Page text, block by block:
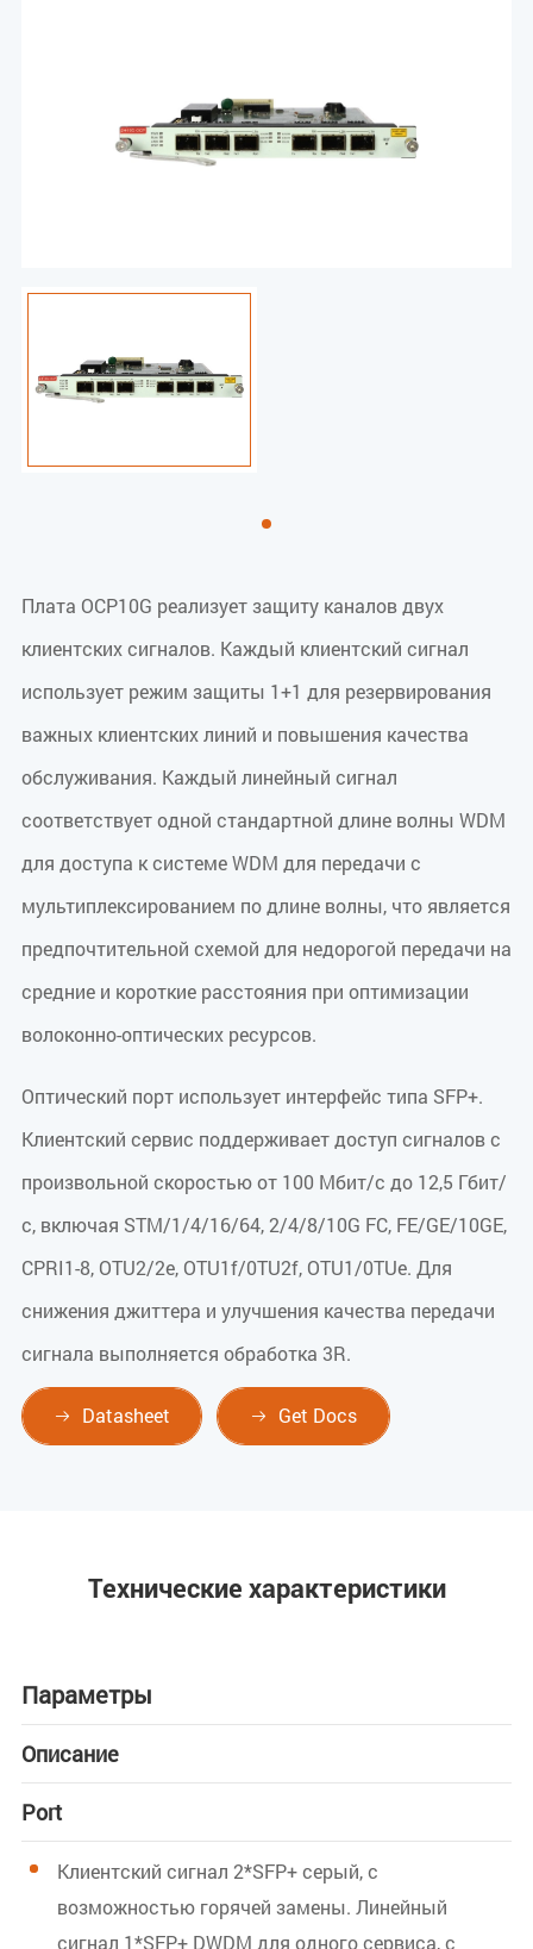
Плата OCP10G реализует защиту каналов двух
клиентских сигналов. Каждый клиентский сигнал
использует режим защиты 1+1 для резервирования
важных клиентских линий и повышения качества
обслуживания. Каждый линейный сигнал
соответствует одной стандартной длине волны WDM
для доступа к системе WDM для передачи с
мультиплексированием по длине волны, что является
предпочтительной схемой для недорогой передачи на
средние и короткие расстояния при оптимизации
волоконно-оптических ресурсов.
Оптический порт использует интерфейс типа SFP+.
Клиентский сервис поддерживает доступ сигналов с
произвольной скоростью от 100 Мбит/с до 12,5 Гбит/
с, включая STM/1/4/16/64, 2/4/8/10G FC, FE/GE/10GE,
CPRI1-8, OTU2/2e, OTU1f/0TU2f, OTU1/0TUe. Для
снижения джиттера и улучшения качества передачи
сигнала выполняется обработка 3R.
 Datasheet  Get Docs
Технические характеристики
Параметры
Описание
Port
Клиентский сигнал 2*SFP+ серый, с
возможностью горячей замены. Линейный
сигнал 1*SFP+ DWDM для одного сервиса, с